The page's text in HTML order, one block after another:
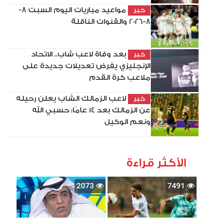
خبر
مواعيد مباريات اليوم السبت 8-
8-2026 والقنوات الناقلة
خبر
بعد وفاة لاعب شاب.. الاتحاد
الإنجليزي يفرض تعديلات جديدة على
ملاعب كرة القدم
خبر
لاعب الزمالك الشاب يعلن رحيله
عن الزمالك بعد 14 عامًا: حسبي الله
ونعم الوكيل
الأكثر قراءة
7491
2073